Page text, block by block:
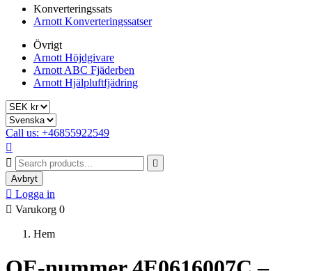
Konverteringssats
Arnott Konverteringssatser
Övrigt
Arnott Höjdgivare
Arnott ABC Fjäderben
Arnott Hjälpluftfjädring
Call us: +46855922549



Avbryt
 Logga in
 Varukorg 0
Hem